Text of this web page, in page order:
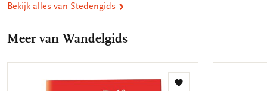
Bekijk alles van Stedengids
Meer van Wandelgids
Toevoegen